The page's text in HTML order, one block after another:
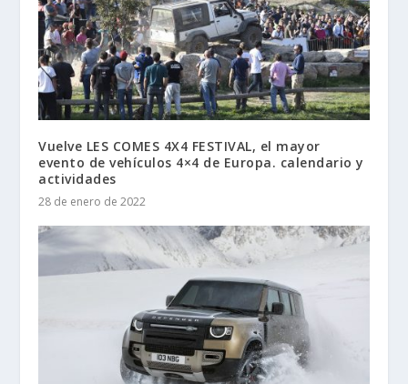
Vuelve LES COMES 4X4 FESTIVAL, el mayor
evento de vehículos 4×4 de Europa. calendario y
actividades
28 de enero de 2022